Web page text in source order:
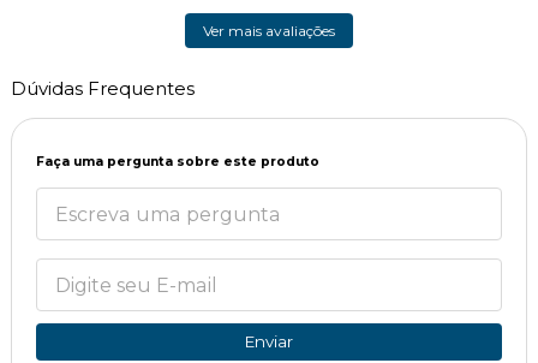
Ver mais avaliações
Dúvidas Frequentes
Faça uma pergunta sobre este produto
Enviar